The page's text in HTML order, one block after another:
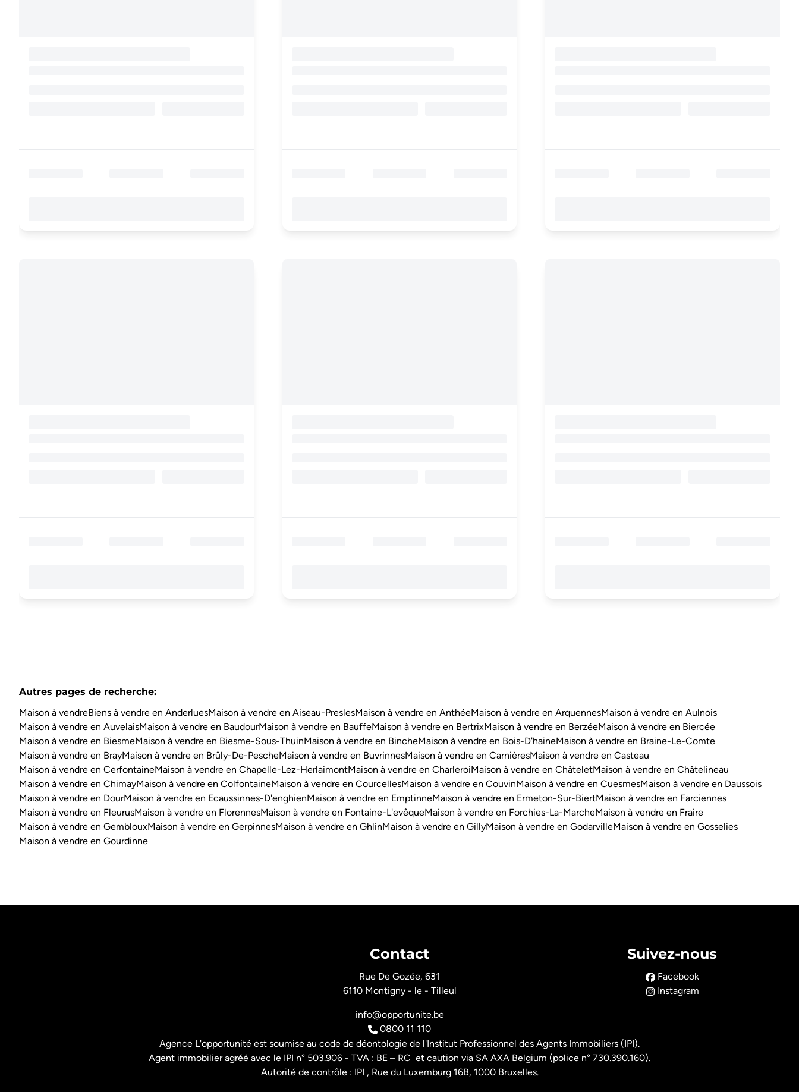
Autres pages de recherche:
Maison à vendreBiens à vendre en AnderluesMaison à vendre en Aiseau-PreslesMaison à vendre en AnthéeMaison à vendre en ArquennesMaison à vendre en Aulnois
Maison à vendre en AuvelaisMaison à vendre en BaudourMaison à vendre en BauffeMaison à vendre en BertrixMaison à vendre en BerzéeMaison à vendre en Biercée
Maison à vendre en BiesmeMaison à vendre en Biesme-Sous-ThuinMaison à vendre en BincheMaison à vendre en Bois-D'haineMaison à vendre en Braine-Le-Comte
Maison à vendre en BrayMaison à vendre en Brûly-De-PescheMaison à vendre en BuvrinnesMaison à vendre en CarnièresMaison à vendre en Casteau
Maison à vendre en CerfontaineMaison à vendre en Chapelle-Lez-HerlaimontMaison à vendre en CharleroiMaison à vendre en ChâteletMaison à vendre en Châtelineau
Maison à vendre en ChimayMaison à vendre en ColfontaineMaison à vendre en CourcellesMaison à vendre en CouvinMaison à vendre en CuesmesMaison à vendre en Daussois
Maison à vendre en DourMaison à vendre en Ecaussinnes-D'enghienMaison à vendre en EmptinneMaison à vendre en Ermeton-Sur-BiertMaison à vendre en Farciennes
Maison à vendre en FleurusMaison à vendre en FlorennesMaison à vendre en Fontaine-L'evêqueMaison à vendre en Forchies-La-MarcheMaison à vendre en Fraire
Maison à vendre en GemblouxMaison à vendre en GerpinnesMaison à vendre en GhlinMaison à vendre en GillyMaison à vendre en GodarvilleMaison à vendre en Gosselies
Maison à vendre en Gourdinne
Contact
Rue De Gozée, 631
6110 Montigny - le - Tilleul
info@opportunite.be
0800 11 110
Suivez-nous
Facebook
Instagram
Agence L'opportunité est soumise au code de déontologie de l'Institut Professionnel des Agents Immobiliers (IPI).
Agent immobilier agréé avec le IPI n° 503.906 - TVA : BE – RC et caution via SA AXA Belgium (police n° 730.390.160).
Autorité de contrôle : IPI , Rue du Luxemburg 16B, 1000 Bruxelles.